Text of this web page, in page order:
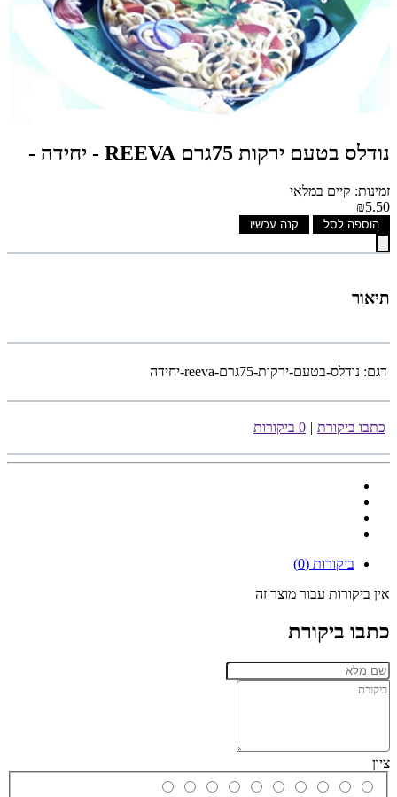
נודלס בטעם ירקות 75גרם REEVA - יחידה -
זמינות: קיים במלאי
₪5.50
הוספה לסל קנה עכשיו
תיאור
דגם: נודלס-בטעם-ירקות-75גרם-reeva-יחידה
כתבו ביקורת | 0 ביקורות
ביקורות (0)
אין ביקורות עבור מוצר זה
כתבו ביקורת
ציון